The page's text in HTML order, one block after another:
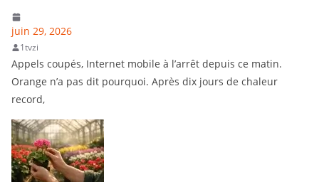
juin 29, 2026
1tvzi
Appels coupés, Internet mobile à l’arrêt depuis ce matin.
Orange n’a pas dit pourquoi. Après dix jours de chaleur
record,